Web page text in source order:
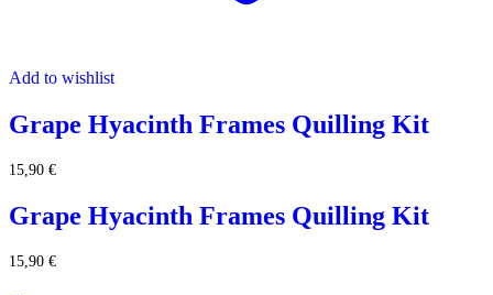
Add to wishlist
Grape Hyacinth Frames Quilling Kit
15,90 €
Grape Hyacinth Frames Quilling Kit
15,90 €